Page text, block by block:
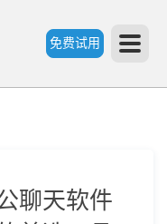
免费试用
聊天软件